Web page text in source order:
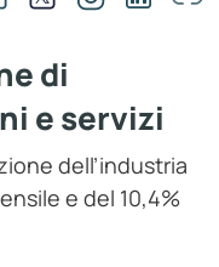
di
e servizi
dell’industria
e del 10,4%